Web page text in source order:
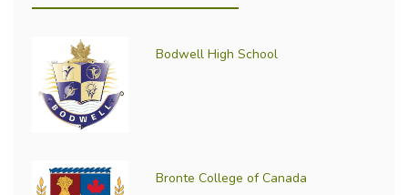
Bodwell High School
Bronte College of Canada